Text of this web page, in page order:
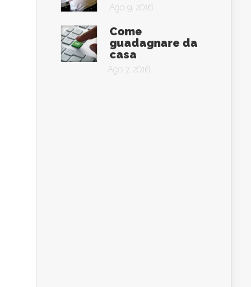
Ago 9, 2016
Come
guadagnare da
casa
Ago 7, 2016